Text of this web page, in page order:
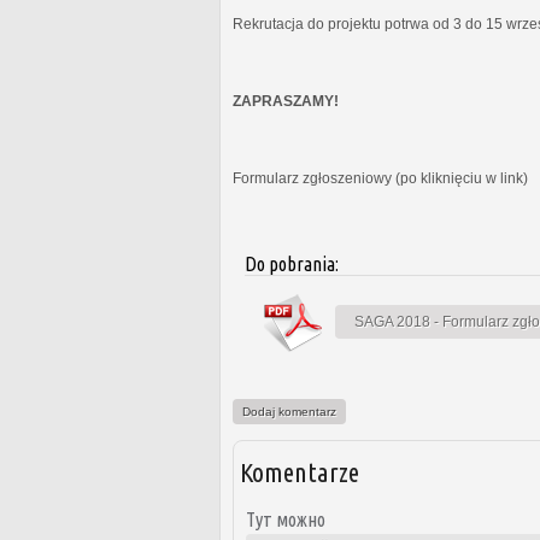
Rekrutacja do projektu potrwa od 3 do 15
ZAPRASZAMY!
Formularz zgłoszeniowy (po kliknięciu w link)
Do pobrania:
SAGA 2018 - Formularz
Dodaj komentarz
Komentarze
Тут можно